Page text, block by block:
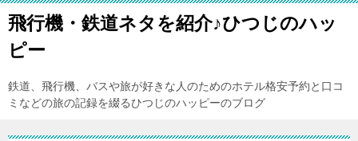
飛行機・鉄道ネタを紹介♪ひつじのハッ
ピー
鉄道、飛行機、バスや旅が好きな人のためのホテル格安予約と口コ
ミなどの旅の記録を綴るひつじのハッピーのブログ